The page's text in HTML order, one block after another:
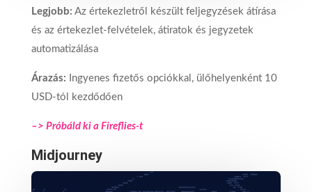
Legjobb: Az értekezletről készült feljegyzések átírása
és az értekezlet-felvételek, átiratok és jegyzetek
automatizálása
Árazás: Ingyenes fizetős opciókkal, ülőhelyenként 10
USD-tól kezdődően
–> Próbáld ki a Fireflies-t
Midjourney